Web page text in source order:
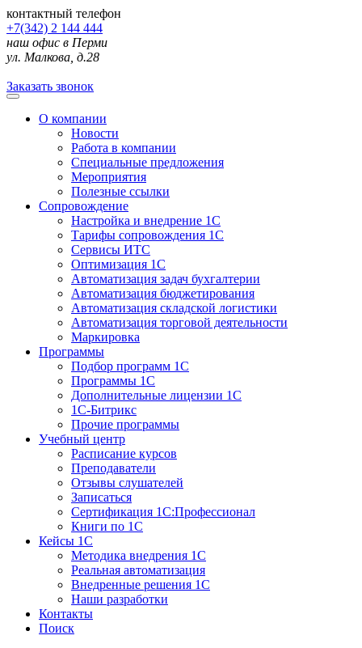
контактный телефон
+7(342) 2 144 444
наш офис в Перми
ул. Малкова, д.28
Заказать звонок
О компании
Новости
Работа в компании
Специальные предложения
Мероприятия
Полезные ссылки
Сопровождение
Настройка и внедрение 1С
Тарифы сопровождения 1С
Сервисы ИТС
Оптимизация 1С
Автоматизация задач бухгалтерии
Автоматизация бюджетирования
Автоматизация складской логистики
Автоматизация торговой деятельности
Маркировка
Программы
Подбор программ 1С
Программы 1С
Дополнительные лицензии 1С
1С-Битрикс
Прочие программы
Учебный центр
Расписание курсов
Преподаватели
Отзывы слушателей
Записаться
Сертификация 1С:Профессионал
Книги по 1С
Кейсы 1С
Методика внедрения 1С
Реальная автоматизация
Внедренные решения 1С
Наши разработки
Контакты
Поиск